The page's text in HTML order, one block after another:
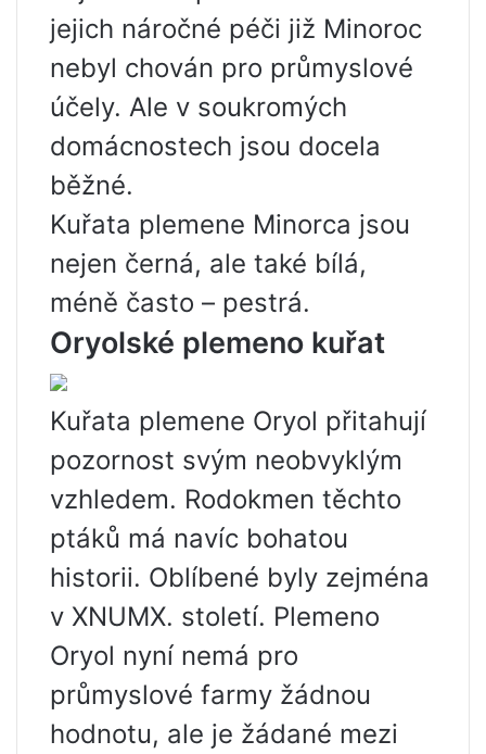
jejich náročné péči již Minoroc
nebyl chován pro průmyslové
účely. Ale v soukromých
domácnostech jsou docela
běžné.
Kuřata plemene Minorca jsou
nejen černá, ale také bílá,
méně často – pestrá.
Oryolské plemeno kuřat
Kuřata plemene Oryol přitahují
pozornost svým neobvyklým
vzhledem. Rodokmen těchto
ptáků má navíc bohatou
historii. Oblíbené byly zejména
v XNUMX. století. Plemeno
Oryol nyní nemá pro
průmyslové farmy žádnou
hodnotu, ale je žádané mezi